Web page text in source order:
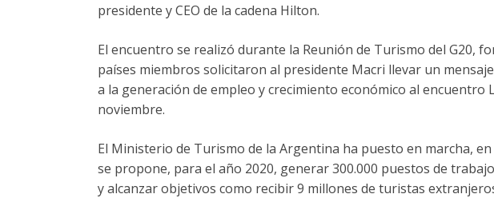
presidente y CEO de la cadena Hilton.
El encuentro se realizó durante la Reunión de Turismo del G20,
países miembros solicitaron al presidente Macri llevar un
a la generación de empleo y crecimiento económico al encuentro
noviembre.
El Ministerio de Turismo de la Argentina ha puesto en marcha,
se propone, para el año 2020, generar 300.000 puestos de
y alcanzar objetivos como recibir 9 millones de turistas